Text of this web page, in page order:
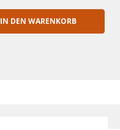
IN DEN WARENKORB